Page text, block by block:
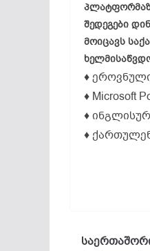
შედეგები
მოიცავს
♦
♦ Microsoft
♦
♦